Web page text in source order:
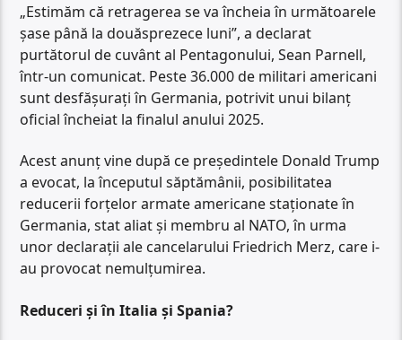
„Estimăm că retragerea se va încheia în următoarele
șase până la douăsprezece luni”, a declarat
purtătorul de cuvânt al Pentagonului, Sean Parnell,
într-un comunicat. Peste 36.000 de militari americani
sunt desfășurați în Germania, potrivit unui bilanț
oficial încheiat la finalul anului 2025.
Acest anunț vine după ce președintele Donald Trump
a evocat, la începutul săptămânii, posibilitatea
reducerii forțelor armate americane staționate în
Germania, stat aliat și membru al NATO, în urma
unor declarații ale cancelarului Friedrich Merz, care i-
au provocat nemulțumirea.
Reduceri și în Italia și Spania?